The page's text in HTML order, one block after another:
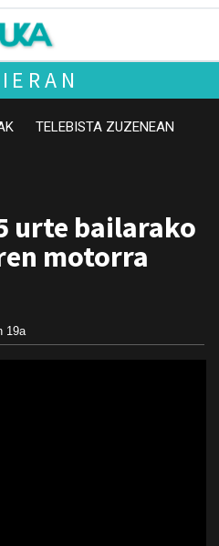
TELEBISTA ZUZENEAN
urte bailarako
motorra
19a